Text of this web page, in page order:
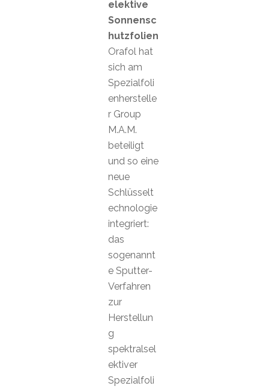
elektive
Sonnensc
hutzfolien
Orafol hat
sich am
Spezialfoli
enherstelle
r Group
M.A.M.
beteiligt
und so eine
neue
Schlüsselt
echnologie
integriert:
das
sogenannt
e Sputter-
Verfahren
zur
Herstellun
g
spektralsel
ektiver
Spezialfoli